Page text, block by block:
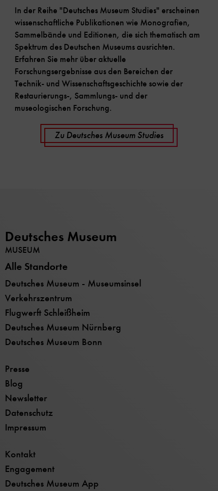
In der Reihe "Deutsches Museum Studies" erscheinen
wissenschaftliche Publikationen wie Monografien,
Sammelbände und Editionen, die sich thematisch am
Spektrum des Deutschen Museums ausrichten.
Erfahren Sie mehr über aktuelle
Forschungsergebnisse aus den Bereichen der
Technik- und Wissenschaftsgeschichte sowie der
Restaurierungs-, Sammlungs- und der
museologischen Forschung.
Zu Deutsches Museum Studies
Deutsches Museum
MUSEUM
Alle Standorte
Deutsches Museum - Museumsinsel
Verkehrszentrum
Flugwerft Schleißheim
Deutsches Museum Nürnberg
Deutsches Museum Bonn
Presse
Blog
Newsletter
Datenschutz
Impressum
Kontakt
Engagement
Deutsches Museum App